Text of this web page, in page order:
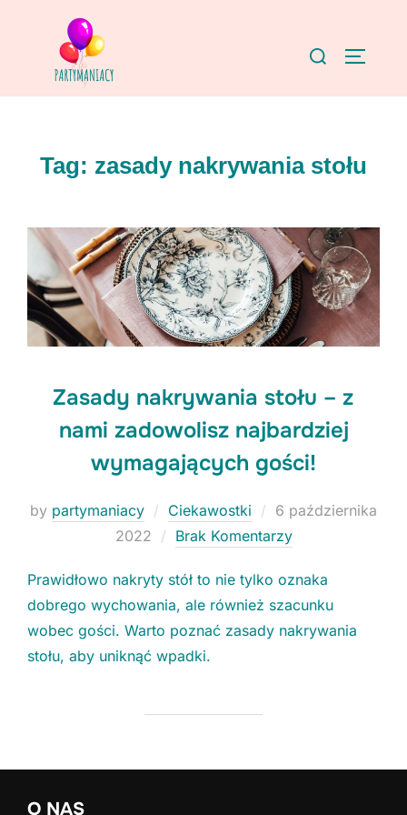
Search
Tag: zasady nakrywania stołu
Zasady nakrywania stołu – z
nami zadowolisz najbardziej
wymagających gości!
by partymaniacy Ciekawostki
Posted
on
6 października
2022
Brak Komentarzy
Prawidłowo nakryty stół to nie tylko oznaka
dobrego wychowania, ale również szacunku
wobec gości. Warto poznać zasady nakrywania
stołu, aby uniknąć wpadki.
O NAS
Niezbędne
Te ciasteczka
nie są
konieczne do
strony.
tych
funkcjonalności